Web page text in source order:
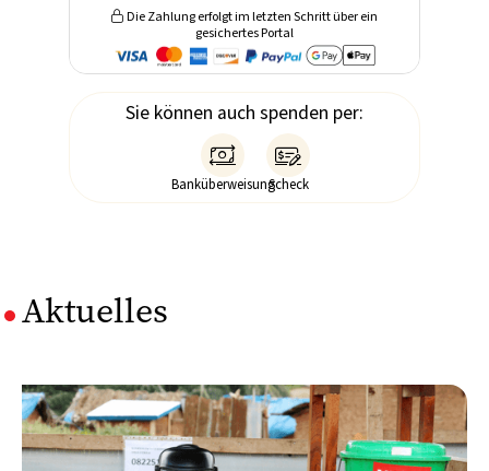
 Die Zahlung erfolgt im letzten Schritt über ein
gesichertes Portal
Sie können auch spenden per:

Banküberweisung

Scheck
Aktuelles